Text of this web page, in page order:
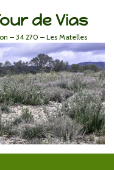
de Vias
– 34 270 – Les Matelles